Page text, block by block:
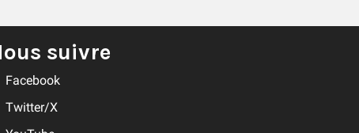
suivre
Facebook
Twitter/X